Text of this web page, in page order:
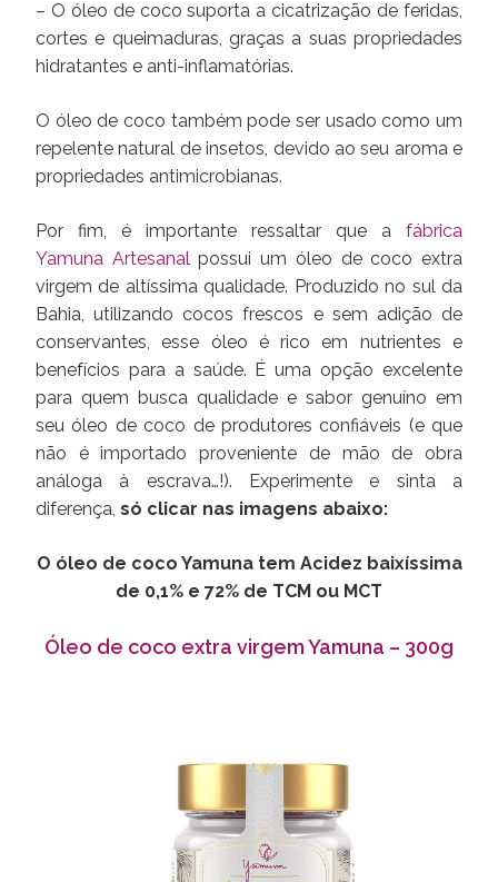
– O óleo de coco suporta a cicatrização de feridas,
cortes e queimaduras, graças a suas propriedades
hidratantes e anti-inflamatórias.
O óleo de coco também pode ser usado como um
repelente natural de insetos, devido ao seu aroma e
propriedades antimicrobianas.
Por fim, é importante ressaltar que a fábrica
Yamuna Artesanal possui um óleo de coco extra
virgem de altíssima qualidade. Produzido no sul da
Bahia, utilizando cocos frescos e sem adição de
conservantes, esse óleo é rico em nutrientes e
benefícios para a saúde. É uma opção excelente
para quem busca qualidade e sabor genuíno em
seu óleo de coco de produtores confiáveis (e que
não é importado proveniente de mão de obra
análoga à escrava…!). Experimente e sinta a
diferença, só clicar nas imagens abaixo:
O óleo de coco Yamuna tem Acidez baixíssima
de 0,1% e 72% de TCM ou MCT
Óleo de coco extra virgem Yamuna – 300g